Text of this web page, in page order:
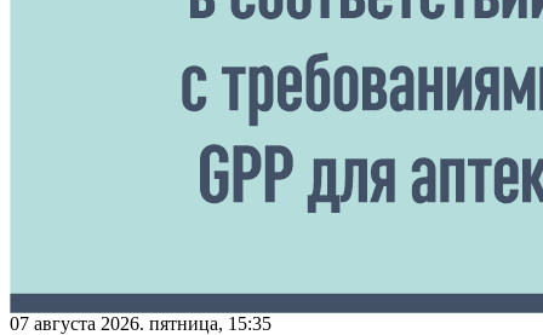
07 августа 2026. пятница, 15:35